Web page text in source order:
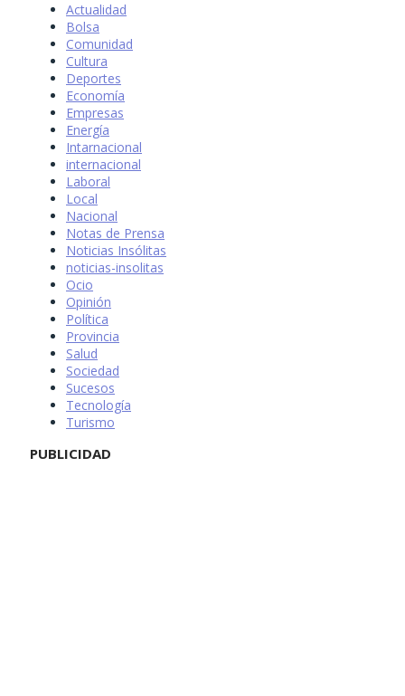
Actualidad
Bolsa
Comunidad
Cultura
Deportes
Economía
Empresas
Energía
Intarnacional
internacional
Laboral
Local
Nacional
Notas de Prensa
Noticias Insólitas
noticias-insolitas
Ocio
Opinión
Política
Provincia
Salud
Sociedad
Sucesos
Tecnología
Turismo
PUBLICIDAD